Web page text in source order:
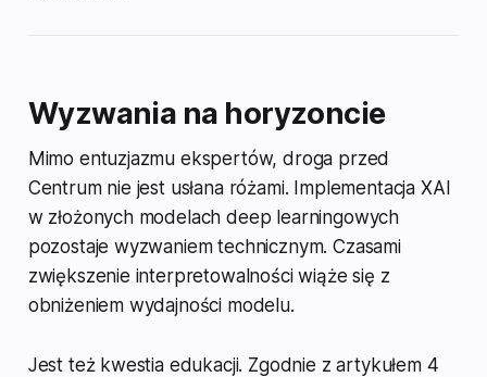
Wyzwania na horyzoncie
Mimo entuzjazmu ekspertów, droga przed
Centrum nie jest usłana różami. Implementacja XAI
w złożonych modelach deep learningowych
pozostaje wyzwaniem technicznym. Czasami
zwiększenie interpretowalności wiąże się z
obniżeniem wydajności modelu.
Jest też kwestia edukacji. Zgodnie z artykułem 4